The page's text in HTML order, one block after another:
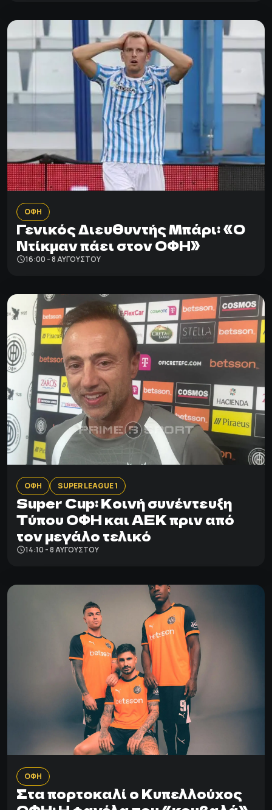
ΟΦΗ
Γενικός Διευθυντής Μπάρι: «Ο
Ντίκμαν πάει στον ΟΦΗ»
16:00 - 8 ΑΥΓΟΎΣΤΟΥ
ΟΦΗ SUPER LEAGUE 1
Super Cup: Κοινή συνέντευξη
Τύπου ΟΦΗ και ΑΕΚ πριν από
τον μεγάλο τελικό
14:10 - 8 ΑΥΓΟΎΣΤΟΥ
ΟΦΗ
Στα πορτοκαλί ο Κυπελλούχος